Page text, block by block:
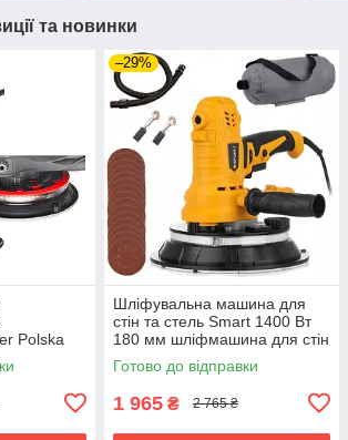
та новинки
Polska
для
–29%
Шліфувальна машина для
стін та стель Smart 1400 Вт
180 мм шліфмашина для стін
шліфмашина для шпаклівки
стін
Готово до відправки
1 965 ₴ 2 765 ₴